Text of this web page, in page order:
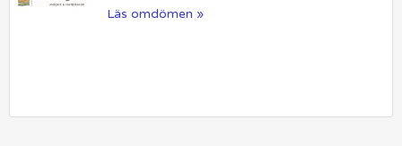
Läs omdömen »